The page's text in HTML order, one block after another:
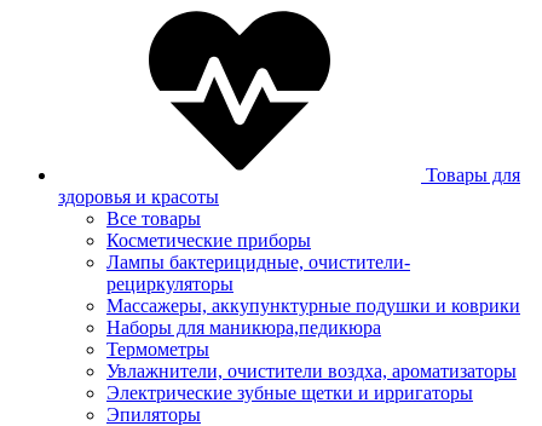
Товары для
здоровья и красоты
Все товары
Косметические приборы
Лампы бактерицидные, очистители-
рециркуляторы
Массажеры, аккупунктурные подушки и коврики
Наборы для маникюра,педикюра
Термометры
Увлажнители, очистители воздха, ароматизаторы
Электрические зубные щетки и ирригаторы
Эпиляторы